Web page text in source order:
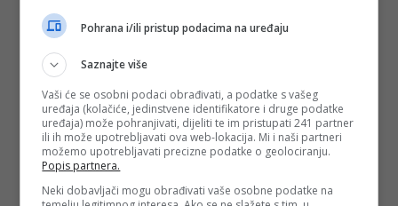
Pohrana i/ili pristup podacima na uređaju
Saznajte više
Vaši će se osobni podaci obrađivati, a podatke s vašeg
uređaja (kolačiće, jedinstvene identifikatore i druge podatke
uređaja) može pohranjivati, dijeliti te im pristupati 241 partner
ili ih može upotrebljavati ova web-lokacija. Mi i naši partneri
možemo upotrebljavati precizne podatke o geolociranju.
Popis partnera.
Neki dobavljači mogu obrađivati vaše osobne podatke na